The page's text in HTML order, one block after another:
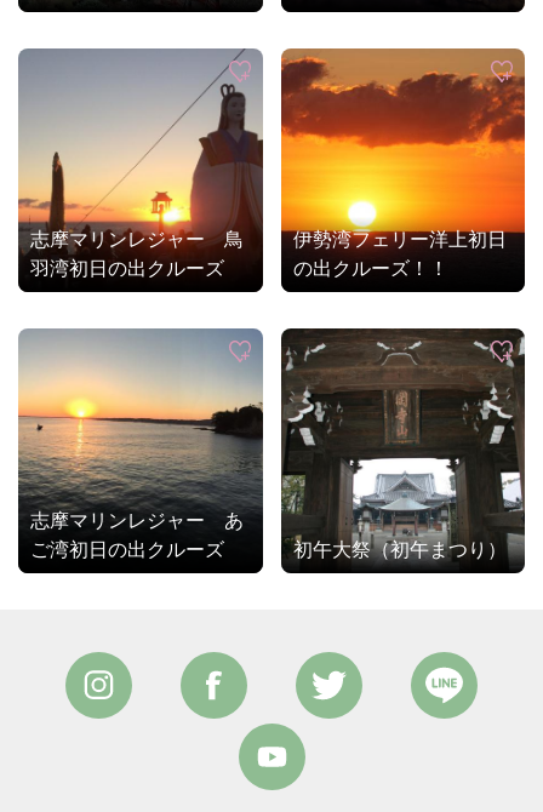
志摩マリンレジャー 鳥
羽湾初日の出クルーズ
伊勢湾フェリー洋上初日
の出クルーズ！！
志摩マリンレジャー あ
ご湾初日の出クルーズ
初午大祭（初午まつり）